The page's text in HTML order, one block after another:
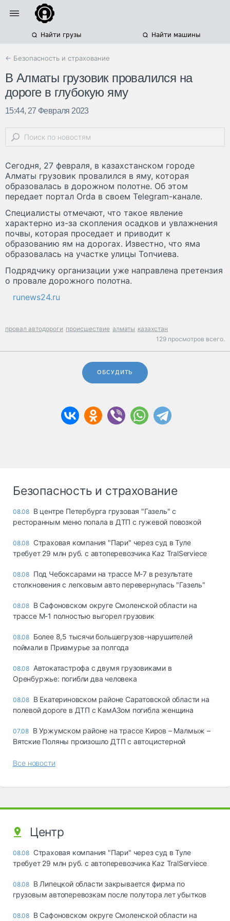
Найти грузы Найти машины
← Безопасность и страхование
В Алматы грузовик провалился на
дороге в глубокую яму
15:44, 27 Февраля 2023
Сегодня, 27 февраля, в казахстанском городе
Алматы грузовик провалился в яму, которая
образовалась в дорожном полотне. Об этом
передает портал Orda в своем Telegram-канале.
Специалисты отмечают, что такое явление
характерно из-за скопления осадков и увлажнения
почвы, которая проседает и приводит к
образованию ям на дорогах. Известно, что яма
образовалась на участке улицы Топчиева.
Подрядчику организации уже направлена претензия
о провале дорожного полотна.
runews24.ru
провал автодороги происшествие алматы казахстан
129 просмотров всего.
ОБСУДИТЬ
Безопасность и страхование
08.08 В центре Петербурга грузовая "Газель" с
ресторанным меню попала в ДТП с гужевой повозкой
08.08 Страховая компания "Пари" через суд в Туле
требует 29 млн руб. с автоперевозчика Kaz TralServiece
08.08 Под Чебоксарами на трассе М-7 в результате
столкновения с легковым авто перевернулась "Газель"
08.08 В Сафоновском округе Смоленской области на
трассе М-1 полностью выгорел грузовик
08.08 Более 8,5 тысячи большегрузов-нарушителей
поймали в Приамурье за полгода
08.08 Автокатастрофа с двумя грузовиками в
Оренбуржье: погибли два человека
08.08 В Екатериновском районе Саратовской области на
полевой дороге в ДТП с КамАЗом погибла женщина
07.08 В Уржумском районе на трассе Киров – Малмыж –
Вятские Поляны произошло ДТП с автоцистерной
Все новости
Центр
08.08 Страховая компания "Пари" через суд в Туле
требует 29 млн руб. с автоперевозчика Kaz TralServiece
08.08 В Липецкой области закрывается фирма по
грузовым автоперевозкам после полутора лет убытков
08.08 В Сафоновском округе Смоленской области на